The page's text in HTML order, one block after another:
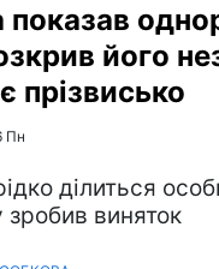
показав
його
прізвисько
Пн
ділиться
зробив виняток